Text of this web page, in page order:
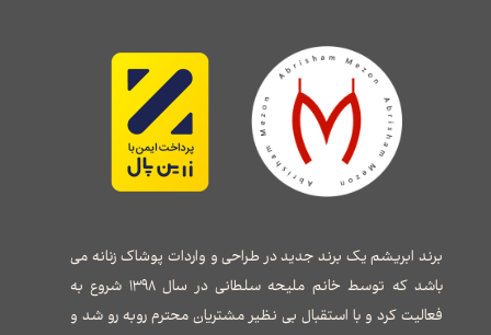
برند ابریشم یک برند جدید در طراحی و واردات پوشاک زنانه می
باشد که توسط خانم ملیحه سلطانی در سال ۱۳۹۸ شروع به
فعالیت کرد و با استقبال بی نظیر مشتریان محترم روبه رو شد و